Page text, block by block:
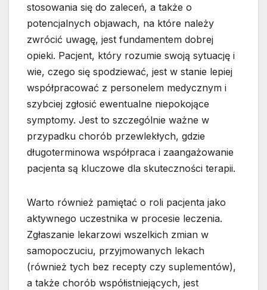
stosowania się do zaleceń, a także o
potencjalnych objawach, na które należy
zwrócić uwagę, jest fundamentem dobrej
opieki. Pacjent, który rozumie swoją sytuację i
wie, czego się spodziewać, jest w stanie lepiej
współpracować z personelem medycznym i
szybciej zgłosić ewentualne niepokojące
symptomy. Jest to szczególnie ważne w
przypadku chorób przewlekłych, gdzie
długoterminowa współpraca i zaangażowanie
pacjenta są kluczowe dla skuteczności terapii.
Warto również pamiętać o roli pacjenta jako
aktywnego uczestnika w procesie leczenia.
Zgłaszanie lekarzowi wszelkich zmian w
samopoczuciu, przyjmowanych lekach
(również tych bez recepty czy suplementów),
a także chorób współistniejących, jest